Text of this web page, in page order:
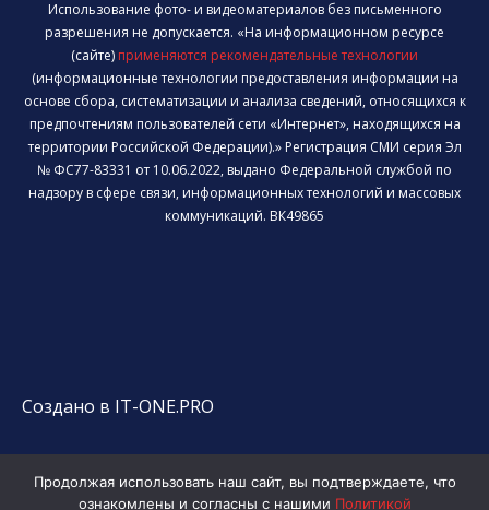
Использование фото- и видеоматериалов без письменного
разрешения не допускается. «На информационном ресурсе
(сайте) применяются рекомендательные технологии
(информационные технологии предоставления информации на
основе сбора, систематизации и анализа сведений, относящихся к
предпочтениям пользователей сети «Интернет», находящихся на
территории Российской Федерации).» Регистрация СМИ серия Эл
№ ФС77-83331 от 10.06.2022, выдано Федеральной службой по
надзору в сфере связи, информационных технологий и массовых
коммуникаций. ВК49865
Создано в IT-ONE.PRO
Продолжая использовать наш сайт, вы подтверждаете, что
ознакомлены и согласны с нашими Политикой